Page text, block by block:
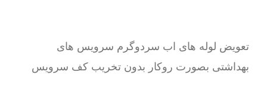
تعویض لوله های اب سردوگرم سرویس های
بهداشتی بصورت روکار بدون تخریب کف سرویس